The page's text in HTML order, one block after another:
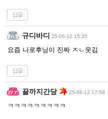
답글
규디바디 25-06-12 15:35
요즘 나로후닝이 진짜 ㅈㄴ웃김
답글
끝까지간당 25-06-12 17:58
ㅋㅋㅋㅋㅋㅋㅋㅋㅋ